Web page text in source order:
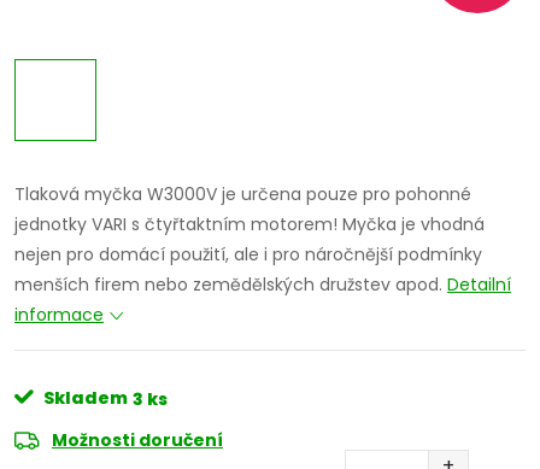
Tlaková myčka W3000V je určena pouze pro pohonné
jednotky VARI s čtyřtaktním motorem! Myčka je vhodná
nejen pro domácí použití, ale i pro náročnější podmínky
menších firem nebo zemědělských družstev apod. Detailní
informace
Skladem 3 ks
Možnosti doručení